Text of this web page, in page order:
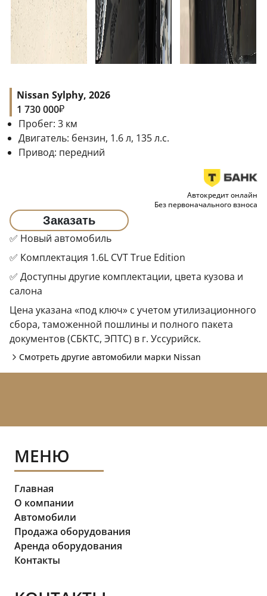
Nissan Sylphy, 2026
1 730 000₽
Пробег: 3 км
Двигатель: бензин, 1.6 л, 135 л.с.
Привод: передний
Автокредит онлайн
Без первоначального взноса
Заказать
✅ Новый автомобиль
✅ Комплектация 1.6L CVT True Edition
✅ Доступны другие комплектации, цвета кузова и
салона
Цена указана «под ключ» с учетом утилизационного
сбора, таможенной пошлины и полного пакета
документов (CБKТС, ЭПTC) в г. Уссурийск.
Смотреть другие автомобили марки Nissan
МЕНЮ
Главная
О компании
Автомобили
Продажа оборудования
Аренда оборудования
Контакты